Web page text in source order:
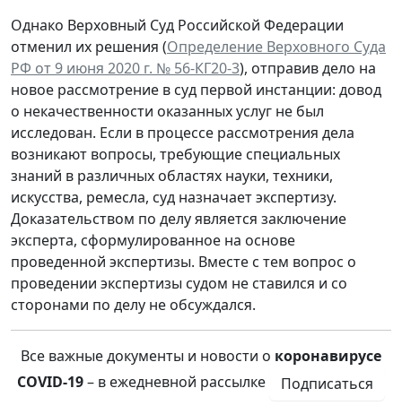
Однако Верховный Суд Российской Федерации
отменил их решения (Определение Верховного Суда
РФ от 9 июня 2020 г. № 56-КГ20-3), отправив дело на
новое рассмотрение в суд первой инстанции: довод
о некачественности оказанных услуг не был
исследован. Если в процессе рассмотрения дела
возникают вопросы, требующие специальных
знаний в различных областях науки, техники,
искусства, ремесла, суд назначает экспертизу.
Доказательством по делу является заключение
эксперта, сформулированное на основе
проведенной экспертизы. Вместе с тем вопрос о
проведении экспертизы судом не ставился и со
сторонами по делу не обсуждался.
Все важные документы и новости о коронавирусе
COVID-19– в ежедневной рассылке Подписаться